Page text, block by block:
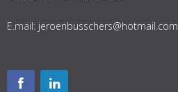
E.mail: jeroenbusschers@hotmail.com